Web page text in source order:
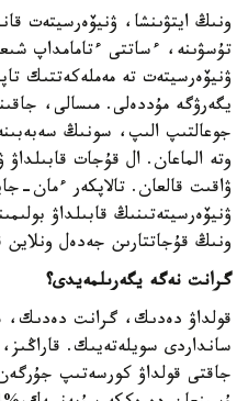
ونىڭ ايتۋىنشا، ۋنيۆەرسيتەت
تۇسۋىنە، ءساتتى ءتامامداپ
ۋنيۆەرسيتەت تە مەملەكەتتىك
يگەرۋگە مۇددەلى. مىسالى،
جوعالتىپ الىپ، سونىڭ
ۋاقىت قالعان. تالاپكەر ءمان-
ۋنيۆەرسيتەتىنىڭ قابىلداۋ
ونىڭ قۇجاتتارىن جەدەل ونلاين
گرانت نەگە يگەرىلمەيدى؟
قولداۋ دەدىك، گرانت دەدىك،
سانداردى سويلەتەيىك.
جاقتى قولداۋ كورسەتىپ